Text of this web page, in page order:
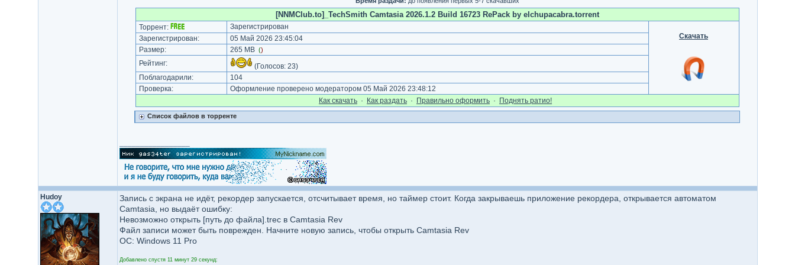
[NNMClub.to]_TechSmith Camtasia 2026.1.2 Build 16723 RePack by elchupacabra.torrent
Торрент:
Зарегистрирован
Скачать
Зарегистрирован:
05 Май 2026 23:45:04
Размер:
265 MB ()
Рейтинг: (Голосов: 23)
Поблагодарили:
104
Проверка:
Оформление проверено модератором 05 Май 2026 23:48:12
Как cкачать · Как раздать · Правильно оформить · Поднять ратио!
Список файлов в торренте
Hudoy
Запись с экрана не идёт, рекордер запускается, отсчитывает время, но таймер стоит. Когда закрываешь приложение рекордера, открывается автоматом
Camtasia, но выдаёт ошибку:
Невозможно открыть [путь до файла].trec в Camtasia Rev
Файл записи может быть поврежден. Начните новую запись, чтобы открыть Camtasia Rev
ОС: Windows 11 Pro
Добавлено спустя 11 минут 29 секунд: